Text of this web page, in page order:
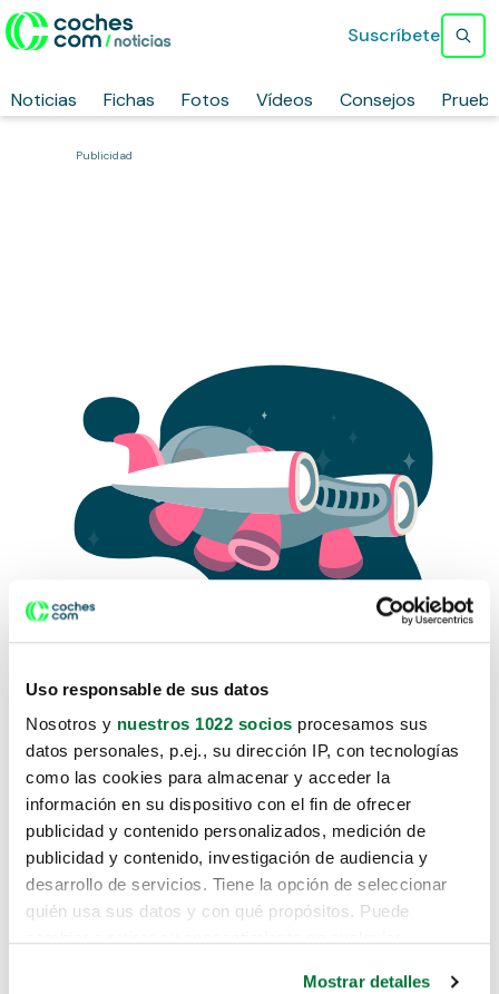
Uso responsable de sus datos
Nosotros y nuestros 1022 socios procesamos sus
datos personales, p.ej., su dirección IP, con tecnologías
como las cookies para almacenar y acceder la
información en su dispositivo con el fin de ofrecer
publicidad y contenido personalizados, medición de
publicidad y contenido, investigación de audiencia y
desarrollo de servicios. Tiene la opción de seleccionar
quién usa sus datos y con qué propósitos. Puede
Mostrar detalles
Noticias Fichas Fotos Vídeos Consejos
Suscríbete
Publicidad
Lo sentimos, no sabemos como
te hemos traido hasta aquí.
Pero puedes encontrar el coche que estás
buscando en alguno de estos enlaces: